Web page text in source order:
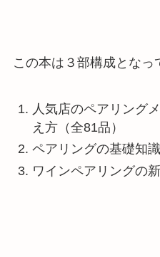
この本は３部構成となっ
人気店のペアリング
え方（全81品）
ペアリングの基礎知
ワインペアリングの